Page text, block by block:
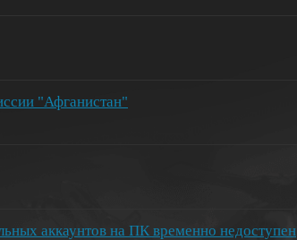
"Афганистан"
аккаунтов на ПК временно недоступен